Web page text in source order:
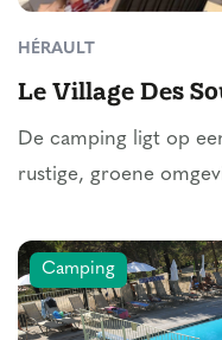
HÉRAULT
Le Village Des
De camping ligt op
rustige, groene
Camping